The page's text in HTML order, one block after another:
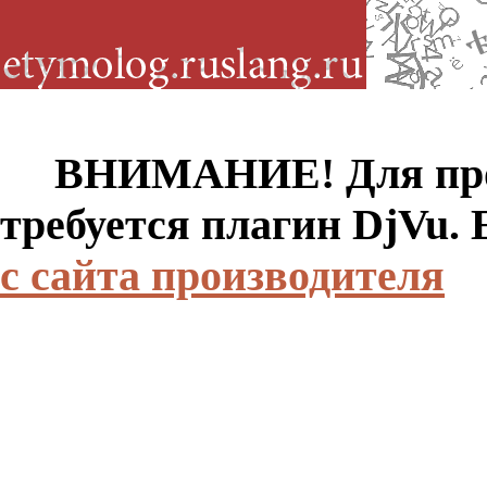
ВНИМАНИЕ! Для
требуется плагин
с сайта производителя